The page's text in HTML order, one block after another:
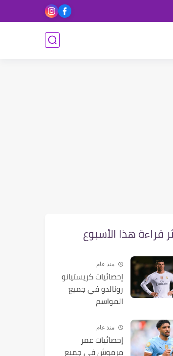
قراءة هذا الأسبوع
منذ عام
إحصائيات كريستيانو
رونالدو في جميع
المواسم
منذ عام
إحصائيات عمر
مرموش في جميع